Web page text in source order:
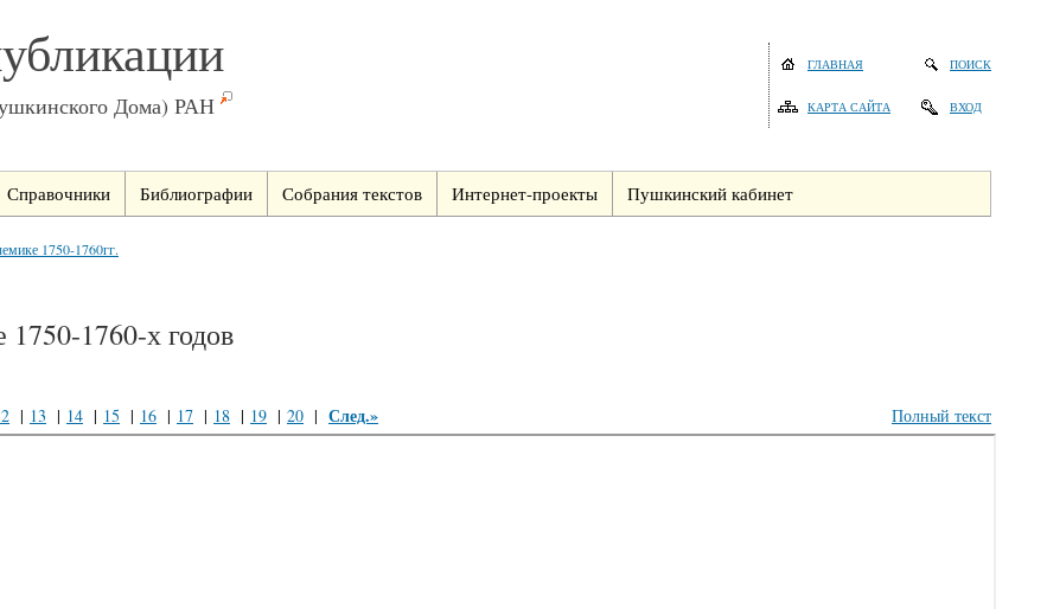
Дома) РАН
ГЛАВНАЯ
КАРТА САЙТА
ПОИСК
ВХОД
Справочники Библиографии Собрания текстов Интернет-проекты Пушкинский кабинет
1750-1760гг.
1760-х годов
| 13 | 14 | 15 | 16 | 17 | 18 | 19 | 20 | След.» Полный текст